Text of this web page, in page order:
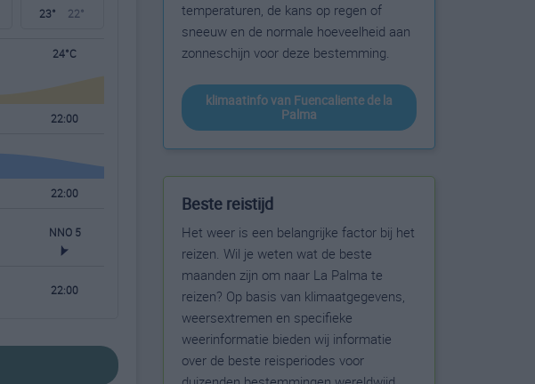
23° 22°
24°C
22:00
22:00
NNO 5
22:00
temperaturen, de kans op regen of
sneeuw en de normale hoeveelheid aan
zonneschijn voor deze bestemming.
klimaatinfo van Fuencaliente de la
Palma
Beste reistijd
Het weer is een belangrijke factor bij het
reizen. Wil je weten wat de beste
maanden zijn om naar La Palma te
reizen? Op basis van klimaatgegevens,
weersextremen en specifieke
weerinformatie bieden wij informatie
over de beste reisperiodes voor